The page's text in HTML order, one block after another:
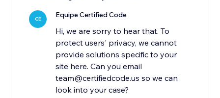
CE Equipe Certified Code
Hi, we are sorry to hear that. To
protect users' privacy, we cannot
provide solutions specific to your
site here. Can you email
team@certifiedcode.us so we can
look into your case?